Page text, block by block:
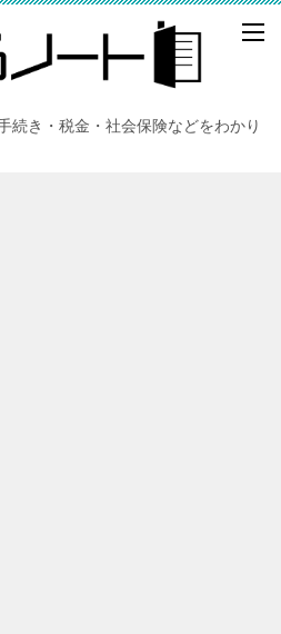
続き・税金・社会保険などをわかり